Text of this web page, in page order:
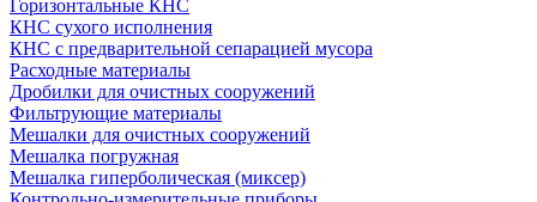
Горизонтальные КНС
КНС сухого исполнения
КНС с предварительной сепарацией мусора
Расходные материалы
Дробилки для очистных сооружений
Фильтрующие материалы
Мешалки для очистных сооружений
Мешалка погружная
Мешалка гиперболическая (миксер)